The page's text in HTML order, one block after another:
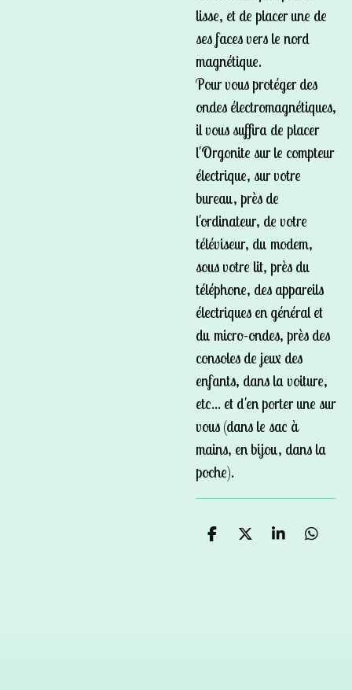
lisse, et de placer une de
ses faces vers le nord
magnétique.
Pour vous protéger des
ondes électromagnétiques,
il vous suffira de placer
l'Orgonite sur le compteur
électrique, sur votre
bureau, près de
l'ordinateur, de votre
téléviseur, du modem,
sous votre lit, près du
téléphone, des appareils
électriques en général et
du micro-ondes, près des
consoles de jeux des
enfants, dans la voiture,
etc... et d'en porter une sur
vous (dans le sac à
mains, en bijou, dans la
poche).
P
P
P
P